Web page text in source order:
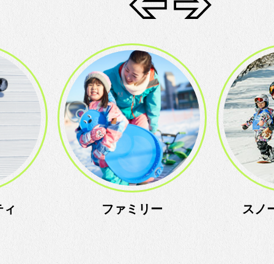
ファミリー スノーア